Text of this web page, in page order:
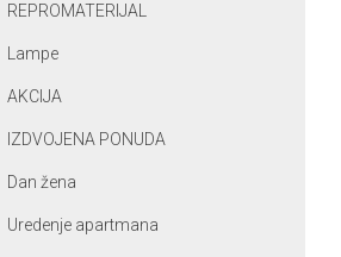
REPROMATERIJAL
Lampe
AKCIJA
IZDVOJENA PONUDA
Dan žena
Uredenje apartmana